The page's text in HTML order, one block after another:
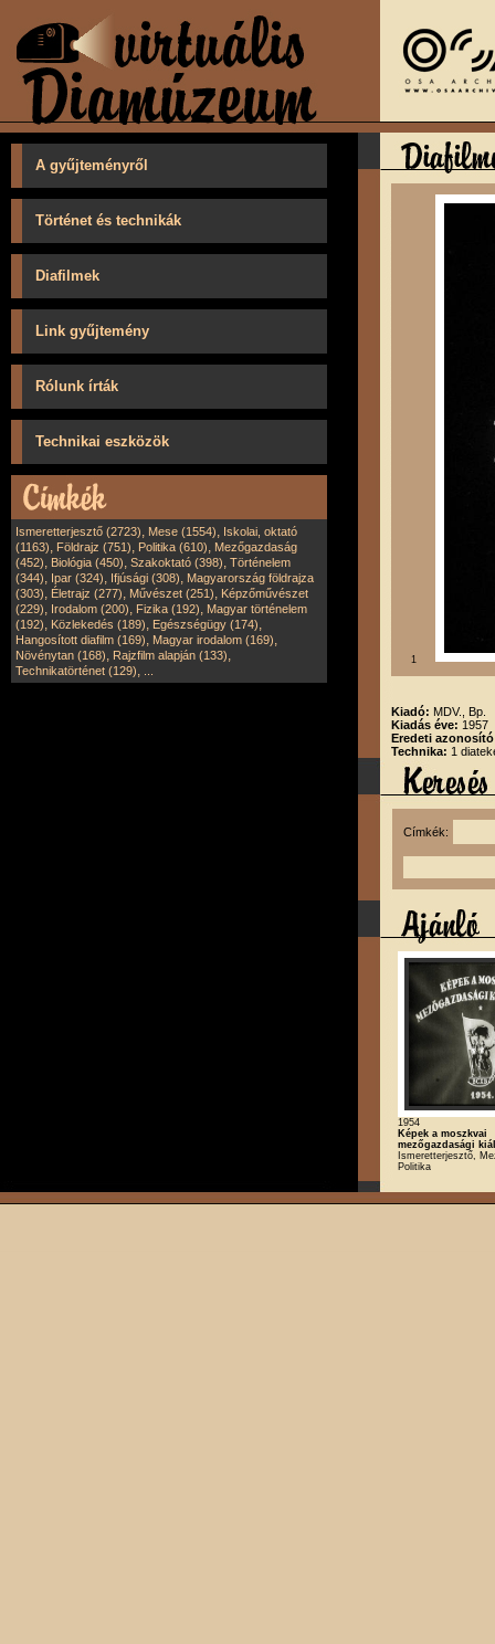
A gyűjteményről
Történet és technikák
Diafilmek
Link gyűjtemény
Rólunk írták
Technikai eszközök
Ismeretterjesztő (2723), Mese (1554), Iskolai, oktató
(1163), Földrajz (751), Politika (610), Mezőgazdaság
(452), Biológia (450), Szakoktató (398), Történelem
(344), Ipar (324), Ifjúsági (308), Magyarország földrajza
(303), Életrajz (277), Művészet (251), Képzőművészet
(229), Irodalom (200), Fizika (192), Magyar történelem
(192), Közlekedés (189), Egészségügy (174),
Hangosított diafilm (169), Magyar irodalom (169),
Növénytan (168), Rajzfilm alapján (133),
Technikatörténet (129),
1
Kiadó: MDV., Bp.
Kiadás éve: 1957
Eredeti
Technika: 1
Címkék:
1954
Képek a moszkvai
mezőgazdasági
Ismeretterjesztő,
Politika